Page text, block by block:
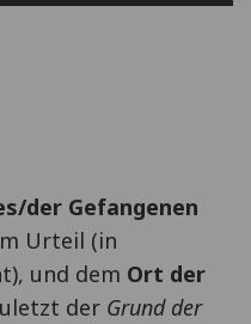
der Gefangenen
Urteil (in
und dem Ort der
der Grund der